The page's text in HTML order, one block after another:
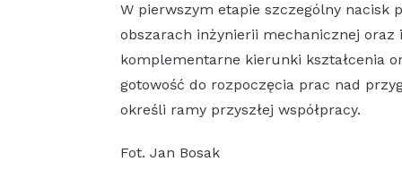
W pierwszym etapie szczególny nacisk
obszarach inżynierii mechanicznej
komplementarne kierunki kształcenia
gotowość do rozpoczęcia prac nad
określi ramy przyszłej współpracy.
Fot. Jan Bosak